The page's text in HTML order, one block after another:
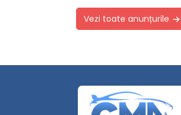
Vezi toate anunțurile